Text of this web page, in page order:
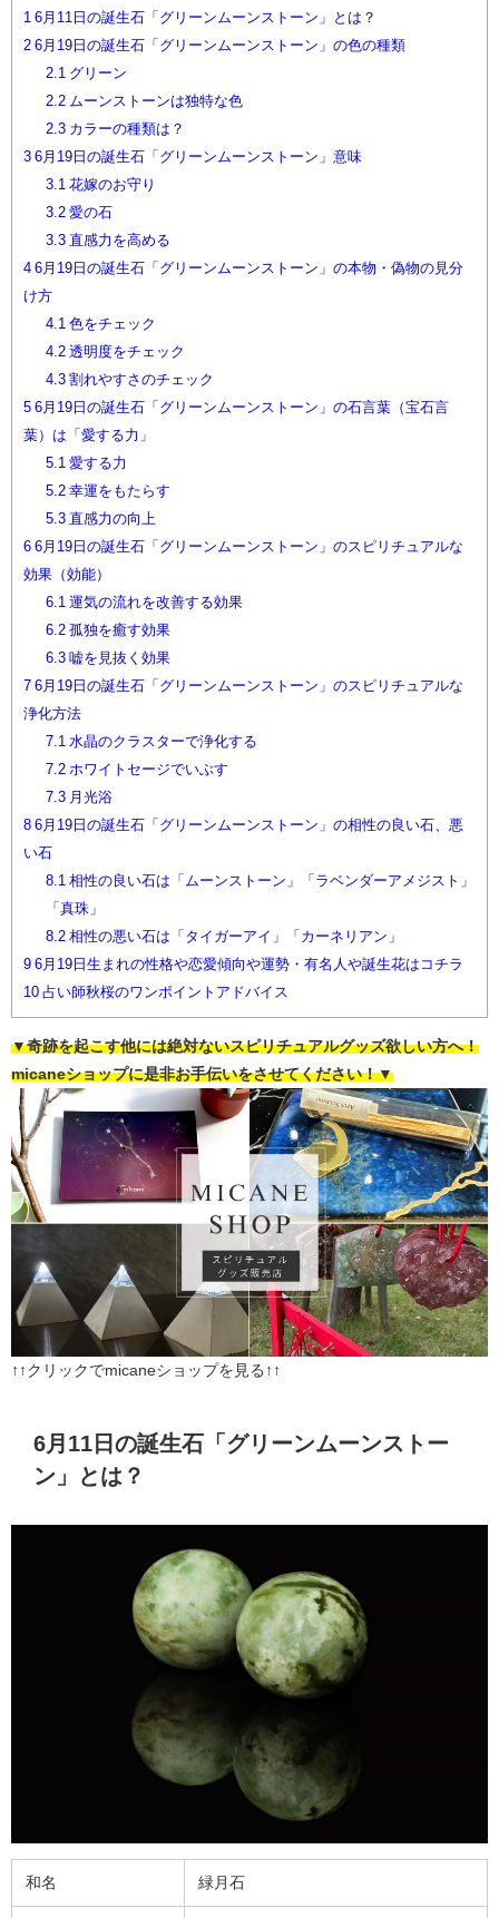
1 6月11日の誕生石「グリーンムーンストーン」とは？
2 6月19日の誕生石「グリーンムーンストーン」の色の種類
2.1
グリーン
2.2ムーンストーンは独特な色
2.3カラーの種類は？
3 6月19日の誕生石「グリーンムーンストーン」意味
3.1 花嫁のお守り
3.2愛の石
3.3直感力を高める
4 6月19日の誕生石「グリーンムーンストーン」の本物・偽物の見分
け方
4.1 色をチェック
4.2透明度をチェック
4.3割れやすさのチェック
5 6月19日の誕生石「グリーンムーンストーン」の石言葉（宝石言
葉）は「愛する力」
5.1 愛する力
5.2幸運をもたらす
5.3直感力の向上
6 6月19日の誕生石「グリーンムーンストーン」のスピリチュアルな
効果（効能）
6.1 運気の流れを改善する効果
6.2孤独を癒す効果
6.3嘘を見抜く効果
7 6月19日の誕生石「グリーンムーンストーン」のスピリチュアルな
浄化方法
7.1 水晶のクラスターで浄化する
7.2ホワイトセージでいぶす
7.3月光浴
8 6月19日の誕生石「グリーンムーンストーン」の相性の良い石、悪
い石
8.1 相性の良い石は「ムーンストーン」「ラベンダーアメジスト」
「真珠」
8.2相性の悪い石は「タイガーアイ」「カーネリアン」
9 6月19日生まれの性格や恋愛傾向や運勢・有名人や誕生花はコチラ
10 占い師秋桜のワンポイントアドバイス
▼奇跡を起こす他には絶対ないスピリチュアルグッズ欲しい方へ！
micaneショップに是非お手伝いをさせてください！▼
↑↑クリックでmicaneショップを見る↑↑
6月11日の誕生石「グリーンムーンストー
ン」とは？
和名 緑月石